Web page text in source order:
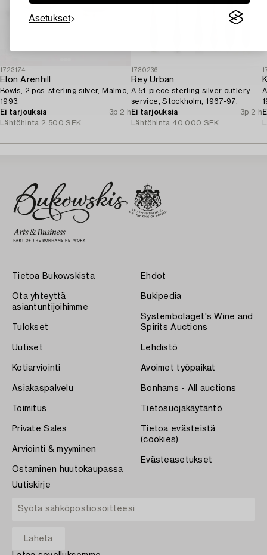
Asetukset
1723174
Elon Arenhill
Bowls, 2 pcs, sterling silver, Malmö,
1993.
Ei tarjouksia
3p 2 h
Lähtöhinta 2 500 SEK
1730236
Rey Urban
A 51-piece sterling silver cutlery
service, Stockholm, 1967-97.
Ei tarjouksia
3p 2 h
Lähtöhinta 40 000 SEK
Tietoa Bukowskista
Ota yhteyttä
asiantuntijoihimme
Tulokset
Uutiset
Kotiarviointi
Asiakaspalvelu
Toimitus
Private Sales
Arviointi & myyminen
Ostaminen huutokaupassa
Ehdot
Bukipedia
Systembolaget's Wine and
Spirits Auctions
Lehdistö
Avoimet työpaikat
Bonhams - All auctions
Tietosuojakäytäntö
Tietoa evästeistä
(cookies)
Evästeasetukset
Uutiskirje